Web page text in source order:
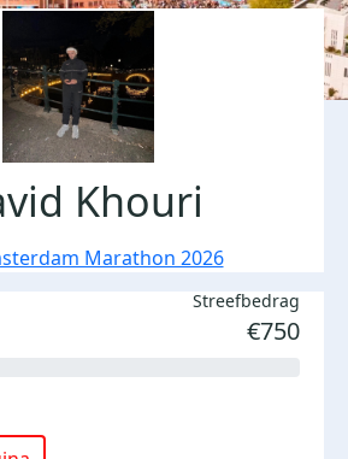
Khouri
Marathon 2026
Streefbedrag
€750